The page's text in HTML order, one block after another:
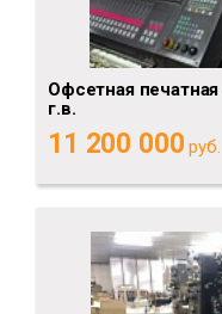
Офсетная
г.в.
11 200 000 руб.